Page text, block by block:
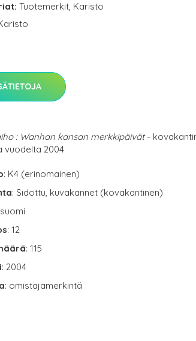
Tuotemerkit, Karisto
: Wanhan kansan merkkipäivät-
vuodelta 2004
: K4 (erinomainen)
: Sidottu, kuvakannet (kovakantinen)
: 12
: 115
: 2004
: omistajamerkintä